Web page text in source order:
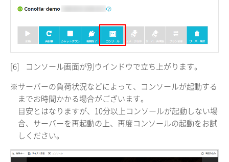
[6]
コンソール画面が別ウインドウで立ち上がります。
※サーバーの負荷状況などによって、コンソールが起動する
までお時間かかる場合がございます。
目安とはなりますが、10分以上コンソールが起動しない場
合、サーバーを再起動の上、再度コンソールの起動をお試
しください。